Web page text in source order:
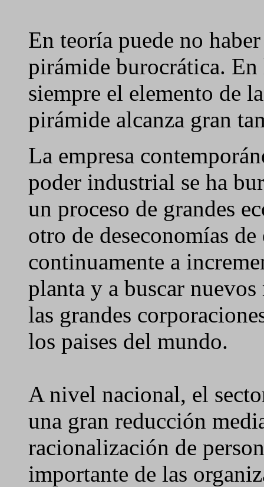
En teoría puede no
pirámide burocrática.
siempre el elemento de
pirámide alcanza gran
La empresa
poder industrial se ha
un proceso de grandes
otro de deseconomías
continuamente a
planta y a buscar
las grandes
los paises del mundo.
A nivel nacional, el
una gran reducción
racionalización de
importante de las